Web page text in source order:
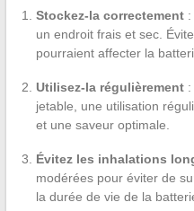
Stockez-la correctement:
un endroit frais et sec.
pourraient affecter la
Utilisez-la régulièrement:
jetable, une utilisation
et une saveur optimale.
Évitez les inhalations
modérées pour éviter de
la durée de vie de la